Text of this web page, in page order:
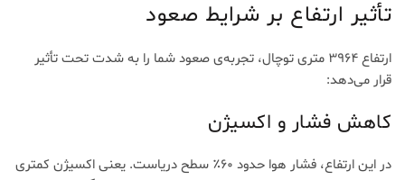
تأثیر ارتفاع بر شرایط صعود
ارتفاع ۳۹۶۴ متری توچال، تجربه‌ی صعود شما را به شدت تحت تأثیر
قرار می‌دهد:
کاهش فشار و اکسیژن
در این ارتفاع، فشار هوا حدود ۶۰٪ سطح دریاست. یعنی اکسیژن کمتری